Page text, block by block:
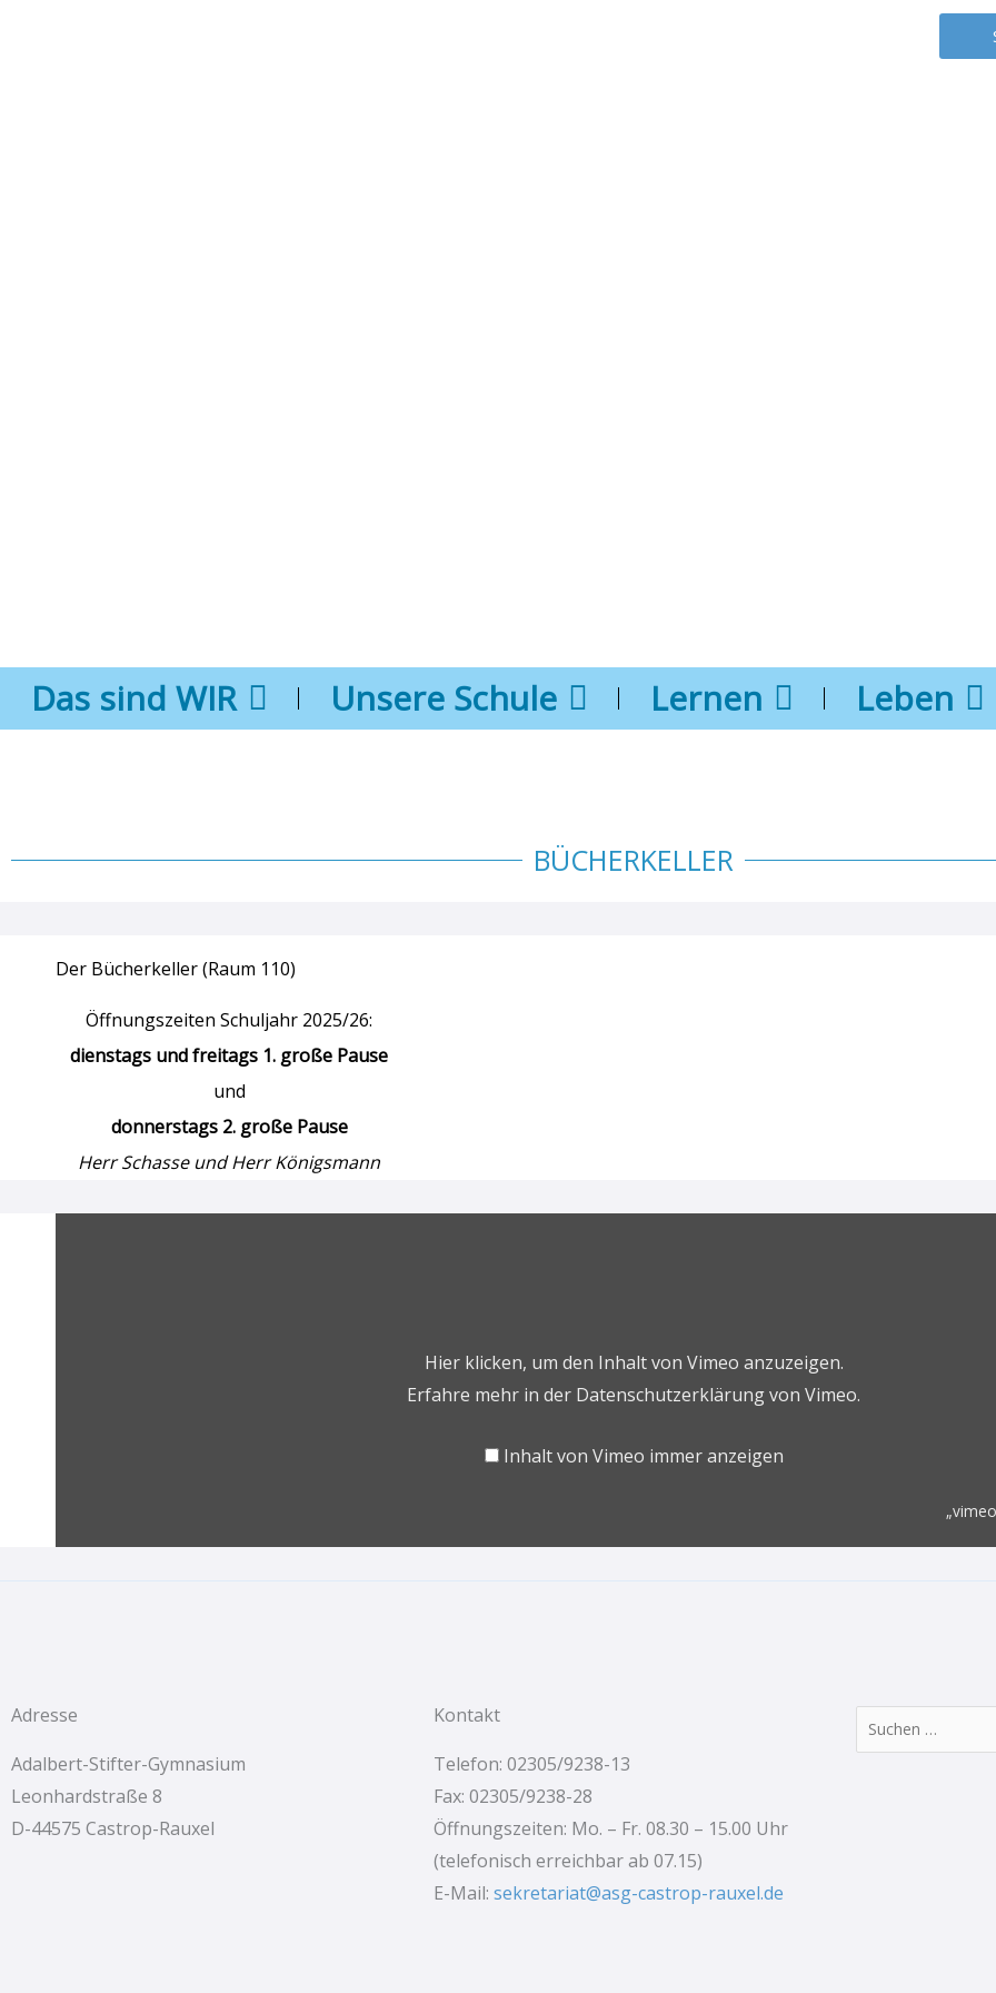
Das sind WIR Unsere Schule Lernen Leben
BÜCHERKELLER
Der Bücherkeller (Raum 110)
Öffnungszeiten Schuljahr 2025/26:
dienstags und freitags 1. große Pause
und
donnerstags 2. große Pause
Herr Schasse und Herr Königsmann
„vimeo
Hier klicken, um den Inhalt von Vimeo anzuzeigen.
Erfahre mehr in der Datenschutzerklärung von Vimeo.
Inhalt von Vimeo immer anzeigen
Adresse
Adalbert-Stifter-Gymnasium
Leonhardstraße 8
D-44575 Castrop-Rauxel
Kontakt
Telefon: 02305/9238-13
Fax: 02305/9238-28
Öffnungszeiten: Mo. – Fr. 08.30 – 15.00 Uhr
(telefonisch erreichbar ab 07.15)
E-Mail: sekretariat@asg-castrop-rauxel.de
Suchen
nach: